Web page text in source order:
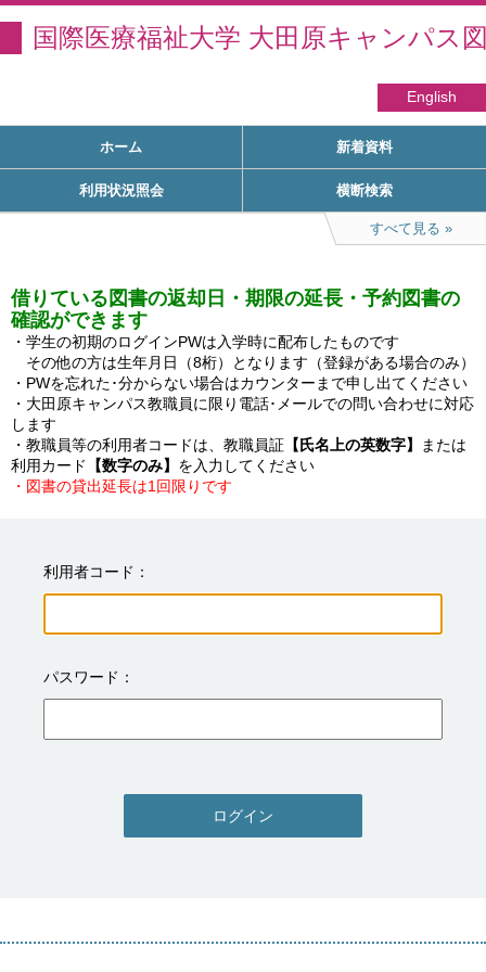
国際医療福祉大学 大田原キャンパス
English
ホーム 新着資料
利用状況照会 横断検索
すべて見る
借りている図書の返却日・期限の延長・予約図書の
確認ができます
・学生の初期のログインPWは入学時に配布したものです
その他の方は生年月日（8桁）となります（登録がある場合のみ）
・PWを忘れた･分からない場合はカウンターまで申し出てください
・大田原キャンパス教職員に限り電話･メールでの問い合わせに対応
します
・教職員等の利用者コードは、教職員証 【氏名上の英数字】
または
利用カード
【数字のみ】
・図書の貸出延長は1回限りです
利用者コード
パスワード
ログイン